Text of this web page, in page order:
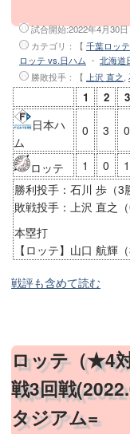
試合開始:2022年4月30
カテゴリ：【 千葉ロッ
ロッテ vs.日ハム ・ 北海道
勝敗投手 ：【 上沢 直之
1 2 3
日本ハ
ム
0 3 0
ロッテ 1 0 1
勝利投手：石川 歩（3
敗戦投手：上沢 直之（
本塁打
【ロッテ】山口 航輝
戦評も含めて読む
ロッテ（★4
戦3回戦
タジアム=